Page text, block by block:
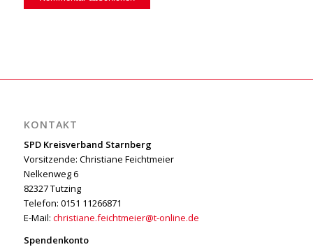
KONTAKT
SPD Kreisverband Starnberg
Vorsitzende: Christiane Feichtmeier
Nelkenweg 6
82327 Tutzing
Telefon: 0151 11266871
E-Mail: christiane.feichtmeier@t-online.de
Spendenkonto